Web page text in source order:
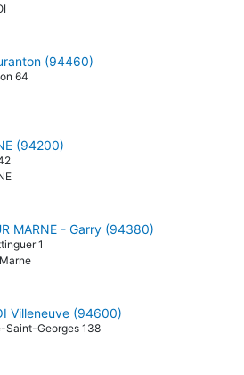
(94460)
64
(94200)
MARNE - Garry (94380)
1
Villeneuve (94600)
Saint-Georges 138